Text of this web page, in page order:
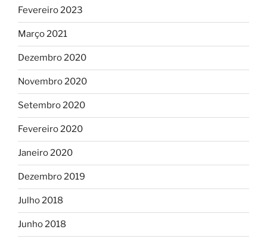
Fevereiro 2023
Março 2021
Dezembro 2020
Novembro 2020
Setembro 2020
Fevereiro 2020
Janeiro 2020
Dezembro 2019
Julho 2018
Junho 2018